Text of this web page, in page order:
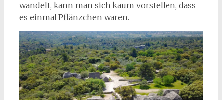
wandelt, kann man sich kaum vorstellen, dass
es einmal Pflänzchen waren.